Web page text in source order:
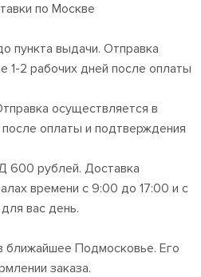
по Москве
пункта выдачи. Отправка
1-2 рабочих дней после оплаты
осуществляется в
оплаты и подтверждения
600 рублей. Доставка
времени с 9:00 до 17:00 и с
вас день.
ближайшее Подмосковье. Его
заказа.